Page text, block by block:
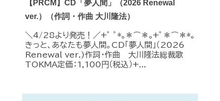
【PRCM】CD「夢人間」（2026 Renewal
ver.）（作詞・作曲 大川隆法）
＼4/28より発売！／+ﾟ ﾟ*｡＊⌒＊｡+ﾟ＊⌒＊*｡
きっと、あなたも夢人間。CD「夢人間」（2026
Renewal ver.)作詞・作曲 大川隆法総裁歌
TOKMA定価：1,100円（税込）+...